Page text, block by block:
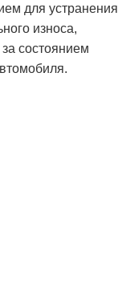
для устранения
износа,
состоянием